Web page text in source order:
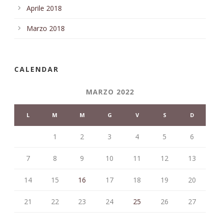
Aprile 2018
Marzo 2018
CALENDAR
MARZO 2022
L M M G V S D
1 2 3 4 5 6
7 8 9 10 11 12 13
14 15 16 17 18 19 20
21 22 23 24 25 26 27